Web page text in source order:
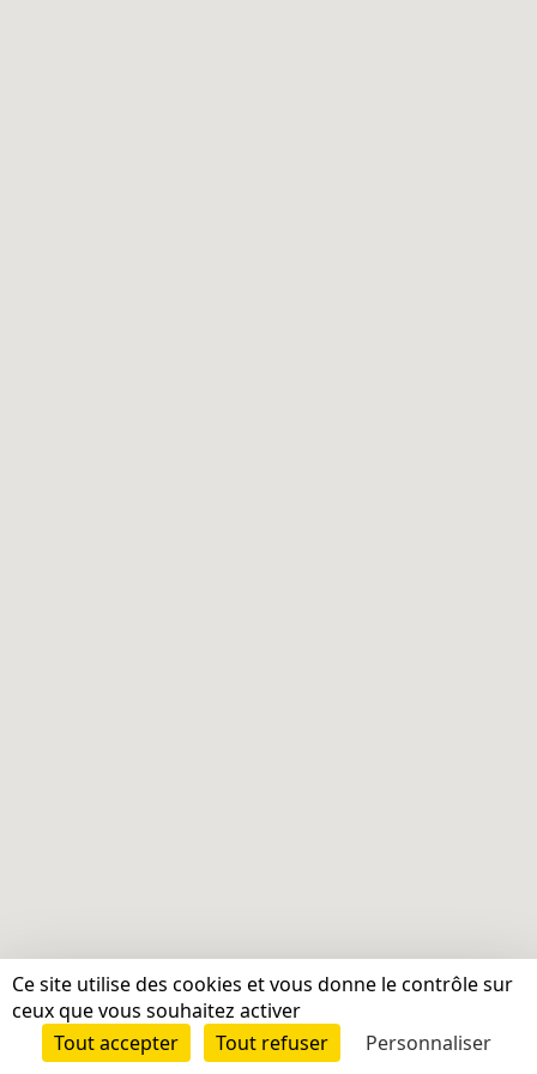
Ce site utilise des cookies et vous donne le contrôle sur
ceux que vous souhaitez activer
Tout accepter
Tout refuser Personnaliser